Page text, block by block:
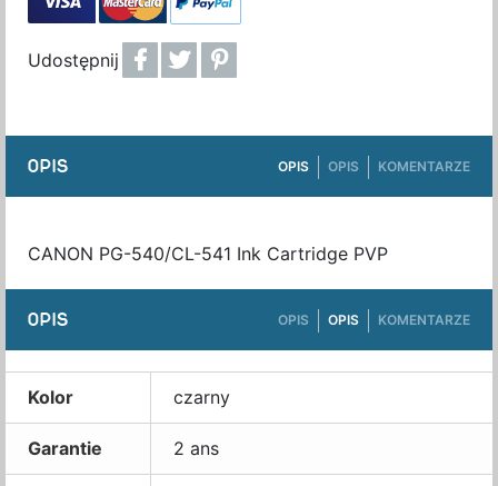
Udostępnij
OPIS OPIS OPIS KOMENTARZE
CANON PG-540/CL-541 Ink Cartridge PVP
OPIS OPIS OPIS KOMENTARZE
Kolor czarny
Garantie 2 ans